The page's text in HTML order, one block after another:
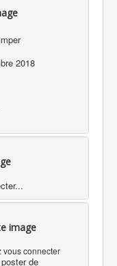
2018
image
vous connecter
de